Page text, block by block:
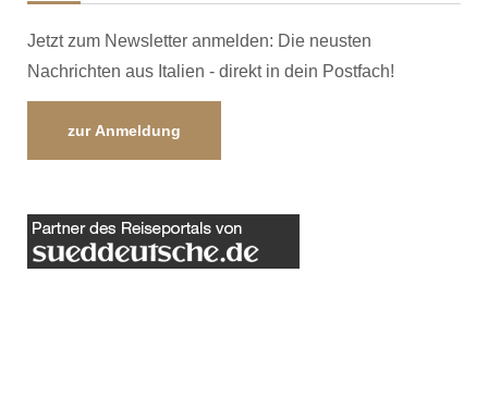
Jetzt zum Newsletter anmelden: Die neusten
Nachrichten aus Italien - direkt in dein Postfach!
zur Anmeldung